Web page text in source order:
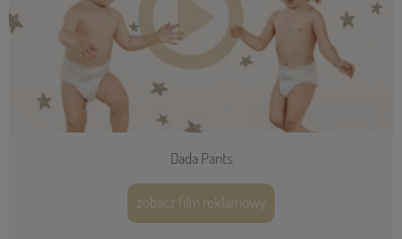
Dada Pants
zobacz film reklamowy